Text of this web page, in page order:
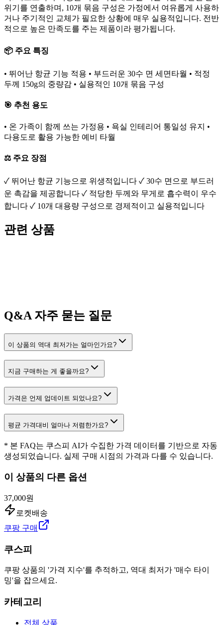
위기를 연출하며, 10개 묶음 구성은 가정에서 여유롭게 사용하
거나 주기적인 교체가 필요한 상황에 매우 실용적입니다. 전반
적으로 높은 만족도를 주는 제품이라 평가됩니다.
📦 주요 특징
• 뛰어난 항균 기능 적용 • 부드러운 30수 면 세면타월 • 적정
두께 150g의 중량감 • 실용적인 10개 묶음 구성
🎯 추천 용도
• 온 가족이 함께 쓰는 가정용 • 욕실 인테리어 통일성 유지 •
다용도로 활용 가능한 예비 타월
⚖️ 주요 장점
✓ 뛰어난 항균 기능으로 위생적입니다 ✓ 30수 면으로 부드러
운 촉감을 제공합니다 ✓ 적당한 두께와 무게로 흡수력이 우수
합니다 ✓ 10개 대용량 구성으로 경제적이고 실용적입니다
관련 상품
Q&A 자주 묻는 질문
이 상품의 역대 최저가는 얼마인가요?
지금 구매하는 게 좋을까요?
가격은 언제 업데이트 되었나요?
평균 가격대비 얼마나 저렴한가요?
* 본 FAQ는 쿠스피 AI가 수집한 가격 데이터를 기반으로 자동
생성되었습니다. 실제 구매 시점의 가격과 다를 수 있습니다.
이 상품의 다른 옵션
37,000원
로켓배송
쿠팡 구매
쿠스피
쿠팡 상품의 '가격 지수'를 추적하고, 역대 최저가 '매수 타이
밍'을 잡으세요.
카테고리
전체 상품